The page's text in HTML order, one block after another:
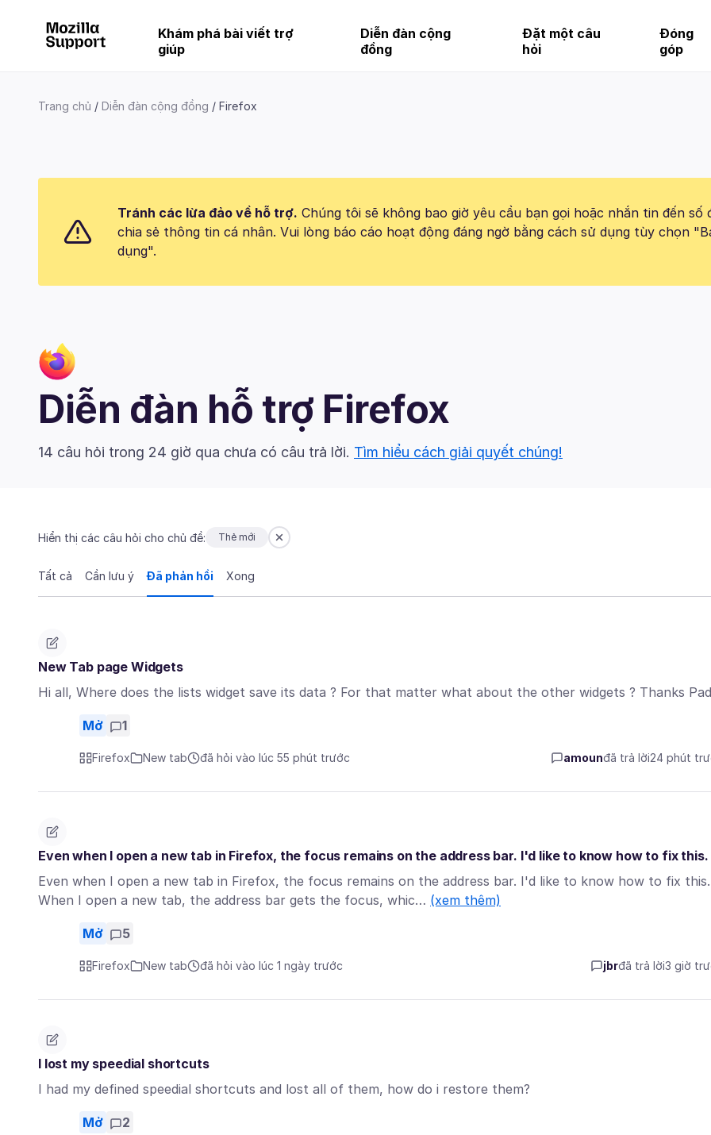
Khám phá bài viết trợ
giúp
Diễn đàn cộng
đồng
Đặt một câu
hỏi
Đóng
góp
Trang chủ Diễn đàn cộng đồng Firefox
Tránh các lừa đảo về hỗ trợ. Chúng tôi sẽ không bao giờ yêu cầu bạn gọi hoặc nhắn tin đến số
chia sẻ thông tin cá nhân. Vui lòng báo cáo hoạt động đáng ngờ bằng cách sử dụng tùy chọn
dụng".
Diễn đàn hỗ trợ Firefox
14 câu hỏi trong 24 giờ qua chưa có câu trả lời. Tìm hiểu cách giải quyết chúng!
Hiển thị các câu hỏi cho chủ đề: Thẻ mới
Tất cả Cần lưu ý Đã phản hồi Xong
New Tab page Widgets
Hi all, Where does the lists widget save its data ? For that matter what about the other widgets ? Thanks
Mở 1
Firefox New tab đã hỏi vào lúc 55 phút trước amounđã trả lời24 phút
Even when I open a new tab in Firefox, the focus remains on the address bar. I'd like to know how to fix this.
Even when I open a new tab in Firefox, the focus remains on the address bar. I'd like to know how to fix this.
When I open a new tab, the address bar gets the focus, whic… (xem thêm)
Mở 5
Firefox New tab đã hỏi vào lúc 1 ngày trước jbrđã trả lời3 giờ
I lost my speedial shortcuts
I had my defined speedial shortcuts and lost all of them, how do i restore them?
Mở 2